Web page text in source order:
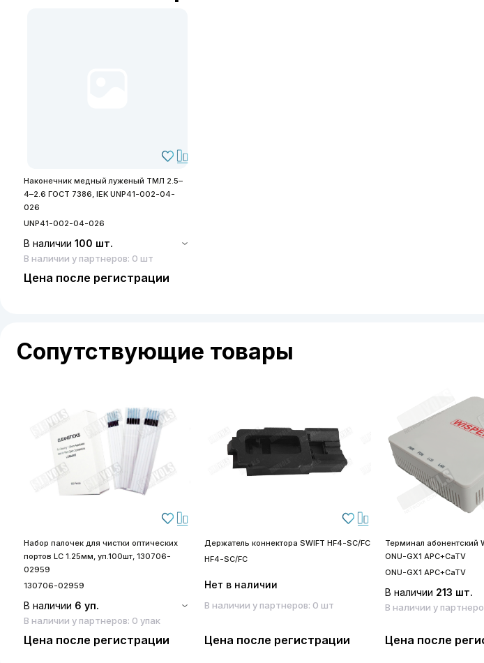
Наконечник медный луженый ТМЛ 2.5–
4–2.6 ГОСТ 7386, IEK UNP41-002-04-
026
UNP41-002-04-026
В наличии 100 шт.
В наличии у партнеров: 0 шт
Цена после регистрации
Сопутствующие товары
Набор палочек для чистки оптических
портов LC 1.25мм, уп.100шт, 130706-
02959
130706-02959
В наличии 6 уп.
В наличии у партнеров: 0 упак
Цена после регистрации
Держатель коннектора SWIFT HF4-SC/FC
HF4-SC/FC
Нет в наличии
В наличии у партнеров: 0 шт
Цена после регистрации
Терминал абонентский
ONU-GX1 APC+CaTV
ONU-GX1 APC+CaTV
В наличии 213 шт.
В наличии у
Цена после